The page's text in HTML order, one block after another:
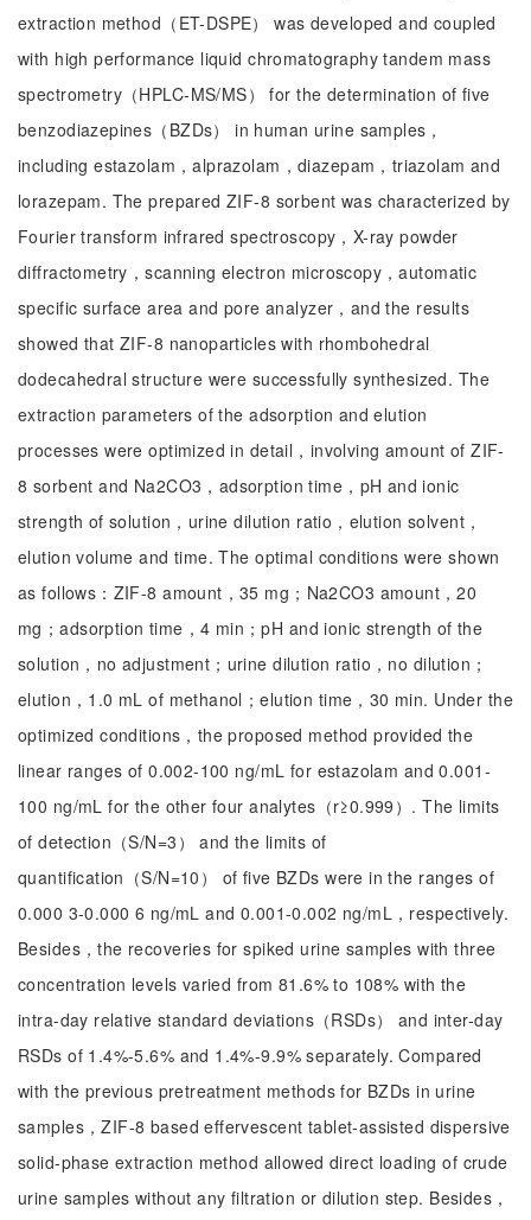
extraction method（ET-DSPE） was developed and coupled
with high performance liquid chromatography tandem mass
spectrometry（HPLC-MS/MS） for the determination of five
benzodiazepines（BZDs） in human urine samples，
including estazolam，alprazolam，diazepam，triazolam and
lorazepam. The prepared ZIF-8 sorbent was characterized by
Fourier transform infrared spectroscopy，X-ray powder
diffractometry，scanning electron microscopy，automatic
specific surface area and pore analyzer，and the results
showed that ZIF-8 nanoparticles with rhombohedral
dodecahedral structure were successfully synthesized. The
extraction parameters of the adsorption and elution
processes were optimized in detail，involving amount of ZIF-
8 sorbent and Na2CO3，adsorption time，pH and ionic
strength of solution，urine dilution ratio，elution solvent，
elution volume and time. The optimal conditions were shown
as follows：ZIF-8 amount，35 mg；Na2CO3 amount，20
mg；adsorption time，4 min；pH and ionic strength of the
solution，no adjustment；urine dilution ratio，no dilution；
elution，1.0 mL of methanol；elution time，30 min. Under the
optimized conditions，the proposed method provided the
linear ranges of 0.002-100 ng/mL for estazolam and 0.001-
100 ng/mL for the other four analytes（r≥0.999）. The limits
of detection（S/N=3） and the limits of
quantification（S/N=10） of five BZDs were in the ranges of
0.000 3-0.000 6 ng/mL and 0.001-0.002 ng/mL，respectively.
Besides，the recoveries for spiked urine samples with three
concentration levels varied from 81.6% to 108% with the
intra-day relative standard deviations（RSDs） and inter-day
RSDs of 1.4%-5.6% and 1.4%-9.9% separately. Compared
with the previous pretreatment methods for BZDs in urine
samples，ZIF-8 based effervescent tablet-assisted dispersive
solid-phase extraction method allowed direct loading of crude
urine samples without any filtration or dilution step. Besides，